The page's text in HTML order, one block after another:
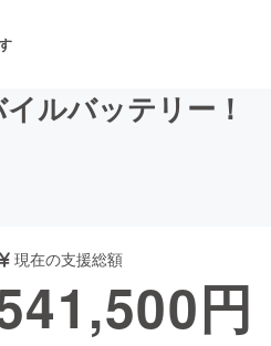
ンス
ファッション
ルバッテリー！
現在の支援総額
円